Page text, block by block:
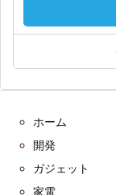
ホーム
開発
ガジェット
家電